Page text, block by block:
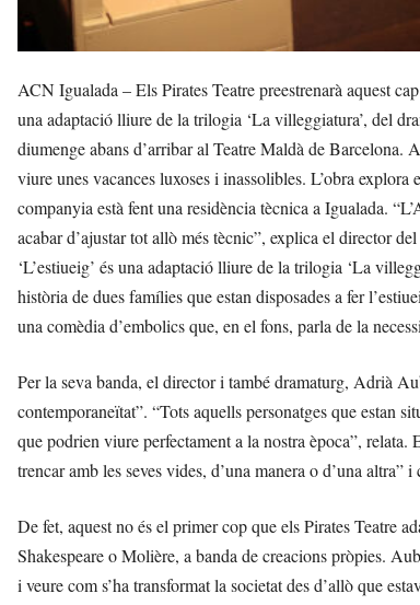
ACN Igualada – Els Pirates Teatre preestrenarà aquest
una adaptació lliure de la trilogia ‘La villeggiatura’, del
diumenge abans d’arribar al Teatre Maldà de Barcelona.
viure unes vacances luxoses i inassolibles. L’obra
companyia està fent una residència tècnica a Igualada.
acabar d’ajustar tot allò més tècnic”, explica el director
‘L’estiueig’ és una adaptació lliure de la trilogia ‘La
història de dues famílies que estan disposades a fer
una comèdia d’embolics que, en el fons, parla de la
Per la seva banda, el director i també dramaturg, Adrià
contemporaneïtat”. “Tots aquells personatges que estan
que podrien viure perfectament a la nostra època”, relata.
trencar amb les seves vides, d’una manera o d’una
De fet, aquest no és el primer cop que els Pirates Teatre
Shakespeare o Molière, a banda de creacions pròpies.
i veure com s’ha transformat la societat des d’allò que